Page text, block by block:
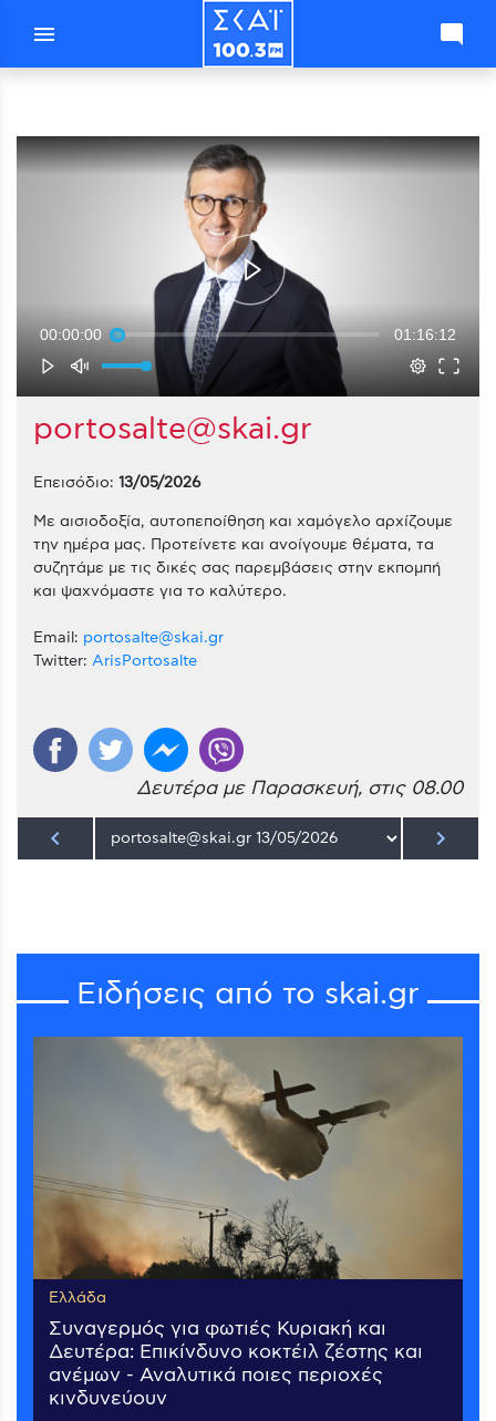
menu mode_comment
00:00:00 01:16:12
portosalte@skai.gr
Επεισόδιο: 13/05/2026
Με αισιοδοξία, αυτοπεποίθηση και χαμόγελο αρχίζουμε
την ημέρα μας. Προτείνετε και ανοίγουμε θέματα, τα
συζητάμε με τις δικές σας παρεμβάσεις στην εκπομπή
και ψαχνόμαστε για το καλύτερο.
Email: portosalte@skai.gr
Twitter: ArisPortosalte
Δευτέρα με Παρασκευή, στις 08.00
keyboard_arrow_left keyboard_arrow_right
Ειδήσεις από το skai.gr
Ελλάδα
Συναγερμός για φωτιές Κυριακή και
Δευτέρα: Επικίνδυνο κοκτέιλ ζέστης και
ανέμων - Αναλυτικά ποιες περιοχές
κινδυνεύουν